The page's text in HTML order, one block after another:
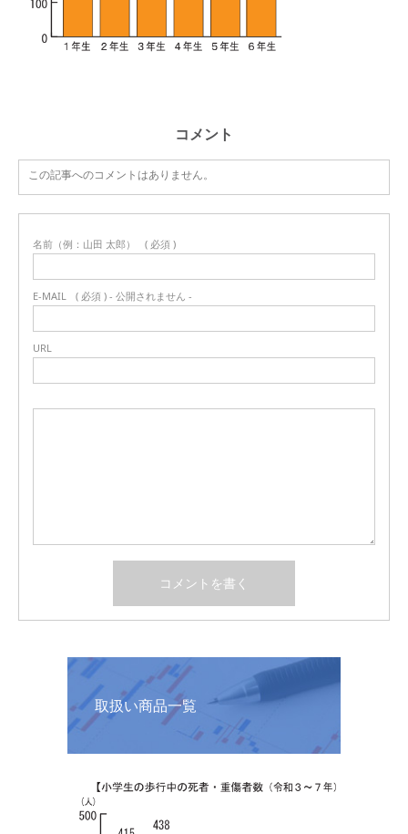
コメント
この記事へのコメントはありません。
名前（例：山田 太郎） ( 必須 )
E-MAIL ( 必須 ) - 公開されません -
URL
取扱い商品一覧